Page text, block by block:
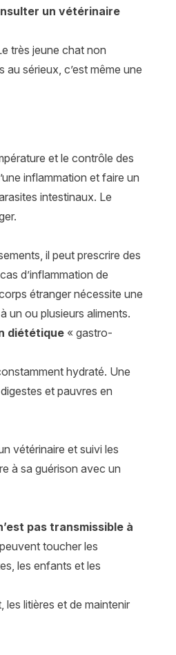
un vétérinaire
très jeune chat non
sérieux, c’est même une
et le contrôle des
inflammation et faire un
intestinaux. Le
il peut prescrire des
d’inflammation de
étranger nécessite une
un ou plusieurs aliments.
diététique « gastro-
hydraté. Une
et pauvres en
vétérinaire et suivi les
à sa guérison avec un
pas transmissible à
toucher les
les enfants et les
les litières et de maintenir